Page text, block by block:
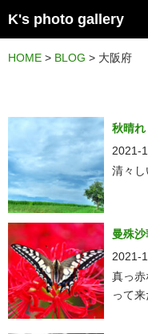
K's photo gallery
ン
へ
ス
キ
ッ
プ
HOME > BLOG > 大阪府
秋晴れ
2021-
清々し
曼殊
2021-
真っ
って来